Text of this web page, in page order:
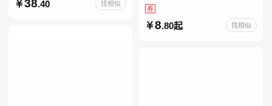
国青年出版社
38.40 找相似
选】七年级上册全新升级新
增思维导图必读正版课外书
初中名著语文书目初一课外
券
8.80起 找相似